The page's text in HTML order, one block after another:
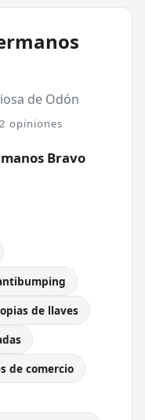
de Odón
opiniones
Bravo
de llaves
de comercio